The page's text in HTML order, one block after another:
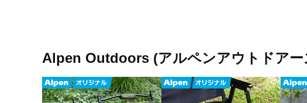
Alpen Outdoors (アルペンアウトドア